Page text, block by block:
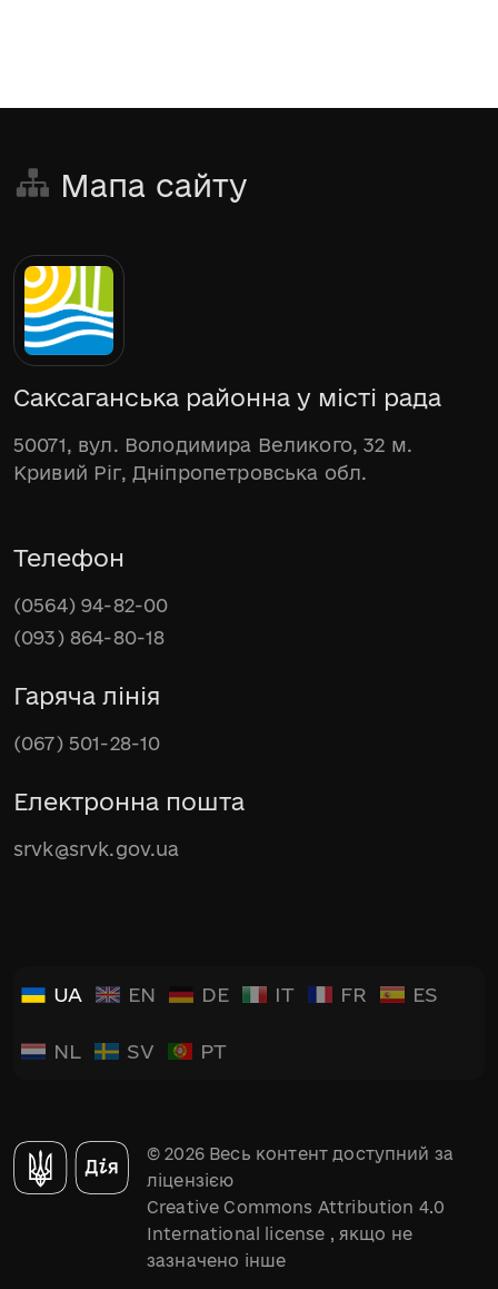
Мапа сайту
Саксаганська районна у місті рада
50071, вул. Володимира Великого, 32 м.
Кривий Ріг, Дніпропетровська обл.
Телефон
(0564) 94-82-00
(093) 864-80-18
Гаряча лінія
(067) 501-28-10
Електронна пошта
srvk@srvk.gov.ua
UA EN DE IT FR ES
NL SV PT
© 2026 Весь контент доступний за
ліцензією
Creative Commons Attribution 4.0
International license , якщо не
зазначено інше